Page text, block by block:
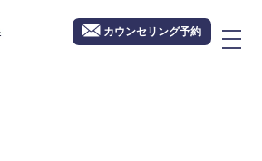
カウンセリング予約